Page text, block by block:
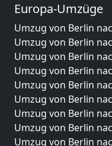
Europa-Umzüge
Umzug von Berlin
Umzug von Berlin
Umzug von Berlin
Umzug von Berlin
Umzug von Berlin
Umzug von Berlin
Umzug von Berlin
Umzug von Berlin
Umzug von Berlin